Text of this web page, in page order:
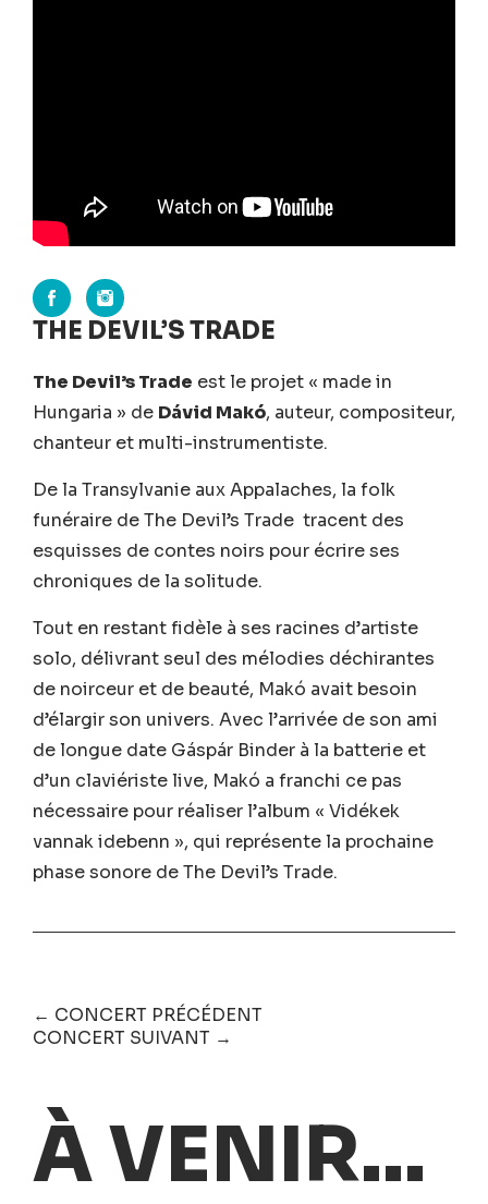
THE DEVIL’S TRADE
The Devil’s Trade est le projet « made in
Hungaria » de Dávid Makó, auteur, compositeur,
chanteur et multi-instrumentiste.
De la Transylvanie aux Appalaches, la folk
funéraire de The Devil’s Trade tracent des
esquisses de contes noirs pour écrire ses
chroniques de la solitude.
Tout en restant fidèle à ses racines d’artiste
solo, délivrant seul des mélodies déchirantes
de noirceur et de beauté, Makó avait besoin
d’élargir son univers. Avec l’arrivée de son ami
de longue date Gáspár Binder à la batterie et
d’un claviériste live, Makó a franchi ce pas
nécessaire pour réaliser l’album « Vidékek
vannak idebenn », qui représente la prochaine
phase sonore de The Devil’s Trade.
← CONCERT PRÉCÉDENT
CONCERT SUIVANT →
À VENIR...